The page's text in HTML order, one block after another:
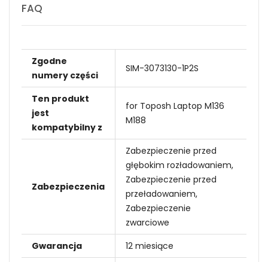
FAQ
Zgodne
numery części
SIM-3073130-1P2S
Ten produkt
jest
kompatybilny z
for Toposh Laptop M136
M188
Zabezpieczenia
Zabezpieczenie przed
głębokim rozładowaniem,
Zabezpieczenie przed
przeładowaniem,
Zabezpieczenie
zwarciowe
Gwarancja
12 miesiące